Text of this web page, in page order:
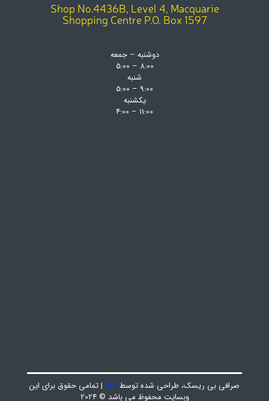
Shop No.4436B, Level 4, Macquarie
Shopping Centre P.O. Box 1597
دوشنبه – جمعه
8:00 – 5:00
شنبه
9:00 – 5:00
یکشنبه
11:00 – 4:00
صرافی بی ریسک، طراحی شده توسط JIG | تمامی حقوق برای این
وبسایت محفوظ می باشد © 2024